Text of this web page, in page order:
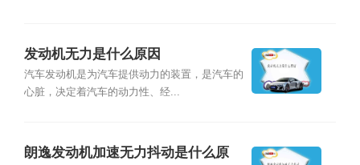
发动机无力是什么原因
汽车发动机是为汽车提供动力的装置，是汽车的
心脏，决定着汽车的动力性、经...
朗逸发动机加速无力抖动是什么原